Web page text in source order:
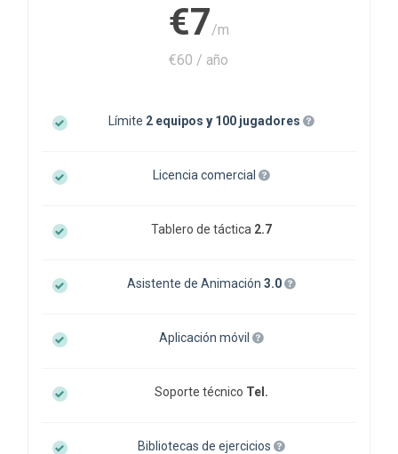
€7/m
€60 / año
Límite 2 equipos y100 jugadores
Licencia comercial
Tablero de táctica 2.7
Asistente de Animación 3.0
Aplicación móvil
Soporte técnico Tel.
Bibliotecas de ejercicios